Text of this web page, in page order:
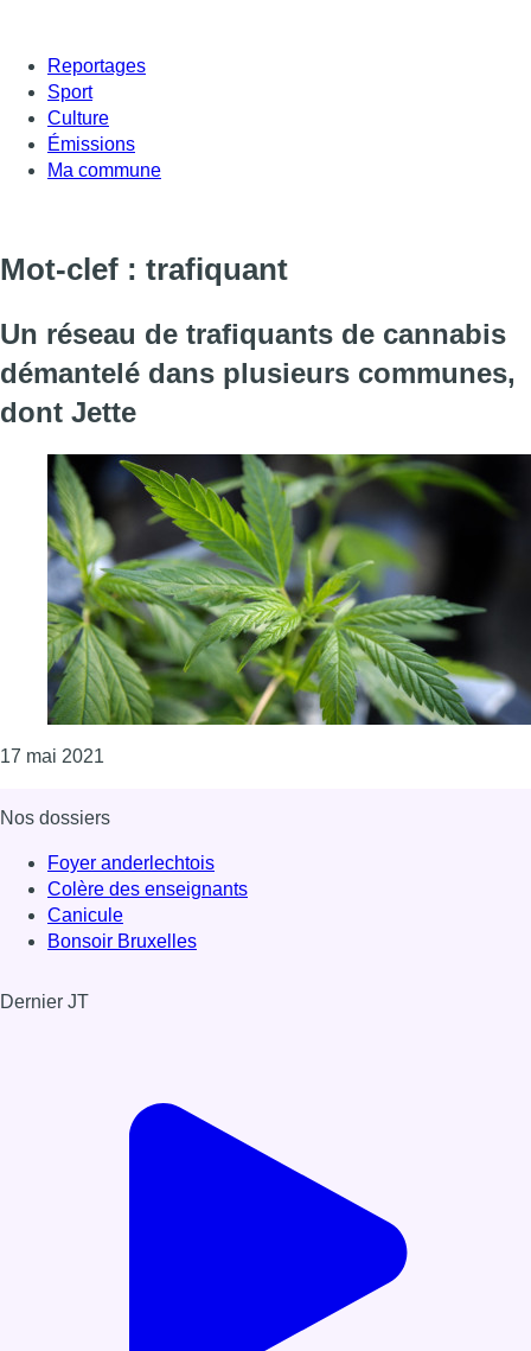
Reportages
Sport
Culture
Émissions
Ma commune
Mot-clef : trafiquant
Un réseau de trafiquants de cannabis
démantelé dans plusieurs communes,
dont Jette
17 mai 2021
Nos dossiers
Foyer anderlechtois
Colère des enseignants
Canicule
Bonsoir Bruxelles
Dernier JT